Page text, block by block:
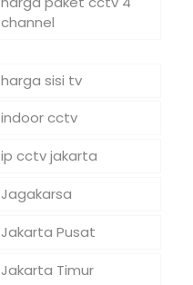
channel
harga sisi tv
indoor cctv
ip cctv jakarta
Jagakarsa
Jakarta Pusat
Jakarta Timur